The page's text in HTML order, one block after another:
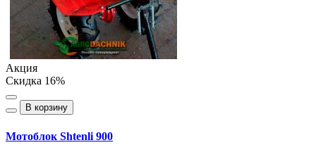
Акция
Скидка 16%
В корзину
Мотоблок Shtenli 900